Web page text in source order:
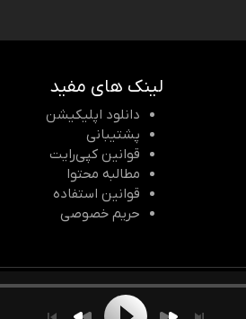
لینک های مفید
دانلود اپلیکیشن
پشتیبانی
قوانین کپی‌رایت
مطالبه محتوا
قوانین استفاده
حریم خصوصی